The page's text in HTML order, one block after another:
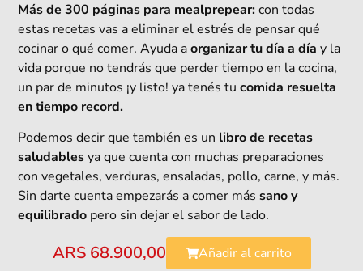
Más de 300 páginas para mealprepear:con todas
estas recetas vas a eliminar el estrés de pensar qué
cocinar o qué comer. Ayuda aorganizar tu día a díay la
vida porque no tendrás que perder tiempo en la cocina,
un par de minutos ¡y listo! ya tenés tucomida resuelta
en tiempo record.
Podemos decir que también es un libro de recetas
saludablesya que cuenta con muchas preparaciones
con vegetales, verduras, ensaladas, pollo, carne, y más.
Sin darte cuenta empezarás a comer más sano y
equilibrado pero sin dejar el sabor de lado.
ARS68.900,00 Añadir al carrito